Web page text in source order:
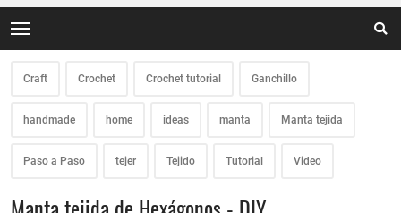
Craft Crochet Crochet tutorial Ganchillo
handmade home ideas manta Manta tejida
Paso a Paso tejer Tejido Tutorial Video